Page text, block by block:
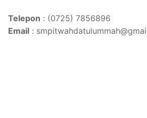
Telepon : (0725) 7856896
Email :